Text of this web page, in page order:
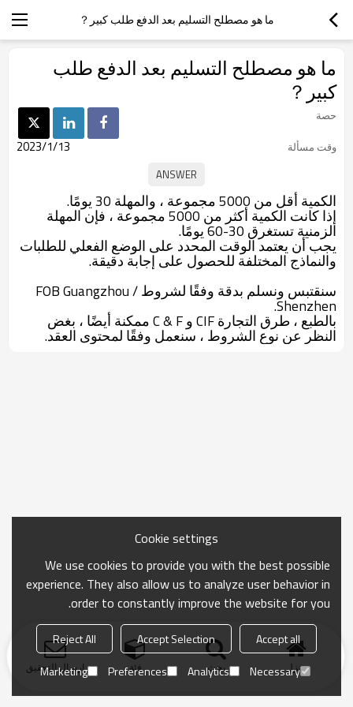
ما هو مصطلح التسليم بعد الدفع طلب كبير？
ما هو مصطلح التسليم بعد الدفع طلب
كبير？
حصة
وقت مسألة
2023/1/13
الكمية أقل من 5000 مجموعة ، والمهلة 30 يومًا.
إذا كانت الكمية أكثر من 5000 مجموعة ، فإن المهلة
الزمنية تستغرق 30-60 يومًا.
يجب أن يعتمد الوقت المحدد على الوضع الفعلي للطلبات
والنماذج المختلفة للحصول على إجابة دقيقة.
سنقتبس ونسلم بدقة وفقًا لشروط FOB Guangzhou /
Shenzhen.
بالطبع ، طرق التجارة CIF و C & F ممكنة أيضًا ، بغض
النظر عن نوع الشروط ، سنعمل وفقًا لمحتوى العقد.
منزل بحث فئة ارسال التحقيق
Cookie settings
We use cookies to provide you with the best possible
experience. They also allow us to analyze user behavior in
order to constantly improve the website for you.
Accept all
Accept Selection
Reject All
Necessary
Analytics
Preferences
Marketing